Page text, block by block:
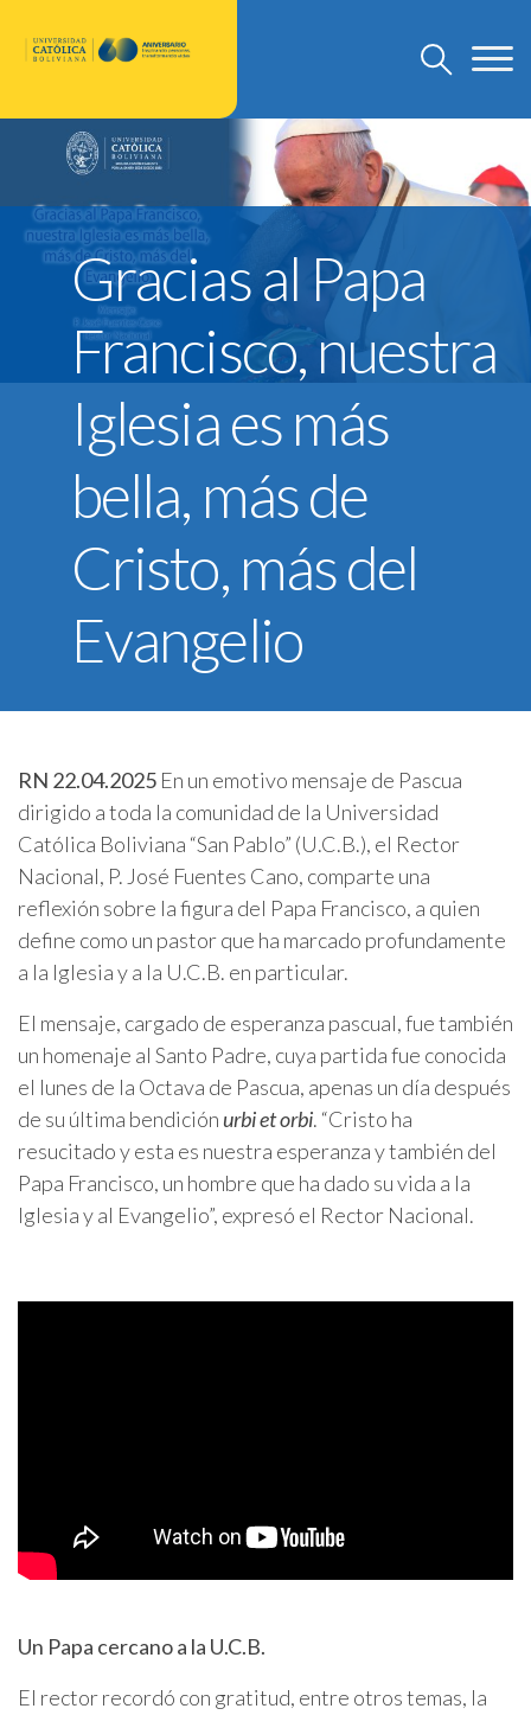
U.C.B.
Discursos Rector Nacional
Grado
Post Grado
Investigación
Departamento de Pastoral
U.C.B. Internacional
Nuevo Modelo Institucional
Reglamentos
U.C.B. Workspace
SIIAN
Biblioteca U.C.B.
Himno U.C.B.
ONRES U.C.B.
Gracias al Papa
Francisco, nuestra
Iglesia es más
bella, más de
Cristo, más del
Evangelio
RN 22.04.2025 En un emotivo mensaje de Pascua
dirigido a toda la comunidad de la Universidad
Católica Boliviana “San Pablo” (U.C.B.), el Rector
Nacional, P. José Fuentes Cano, comparte una
reflexión sobre la figura del Papa Francisco, a quien
define como un pastor que ha marcado profundamente
a la Iglesia y a la U.C.B. en particular.
El mensaje, cargado de esperanza pascual, fue también
un homenaje al Santo Padre, cuya partida fue conocida
el lunes de la Octava de Pascua, apenas un día después
de su última bendición urbi et orbi. “Cristo ha
resucitado y esta es nuestra esperanza y también del
Papa Francisco, un hombre que ha dado su vida a la
Iglesia y al Evangelio”, expresó el Rector Nacional.
Un Papa cercano a la U.C.B.
El rector recordó con gratitud, entre otros temas, la